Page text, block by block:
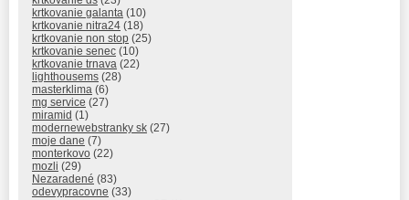
krtkovanie galanta (10)
krtkovanie nitra24 (18)
krtkovanie non stop (25)
krtkovanie senec (10)
krtkovanie trnava (22)
lighthousems (28)
masterklima (6)
mg service (27)
miramid (1)
modernewebstranky sk (27)
moje dane (7)
monterkovo (22)
mozli (29)
Nezaradené (83)
odevypracovne (33)